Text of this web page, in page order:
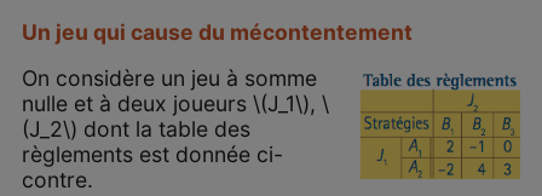
Un jeu qui cause du mécontentement
On considère un jeu à somme
nulle et à deux joueurs \(J_1\), \
(J_2\) dont la table des
règlements est donnée ci-
contre.